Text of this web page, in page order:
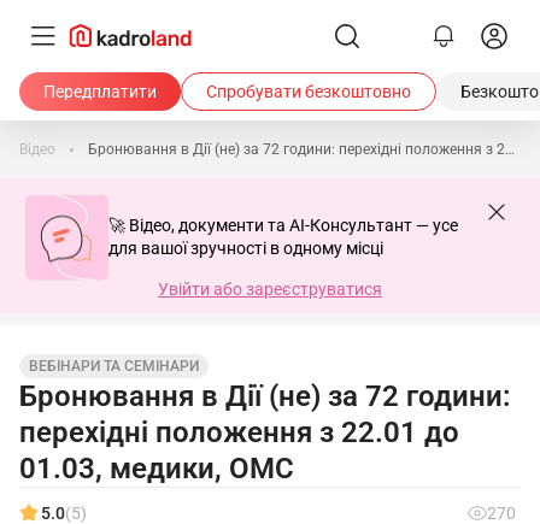
Передплатити Спробувати безкоштовно
Відео Бронювання в Дії (не) за 72 години: перехідні положення з 22.01 до 01.03, медики, ОМС
🚀 Відео, документи та AI-Консультант — усе
для вашої зручності в одному місці
Увійти або зареєструватися
ВЕБІНАРИ ТА СЕМІНАРИ
Бронювання в Дії (не) за 72 години:
перехідні положення з 22.01 до
01.03, медики, ОМС
5.0(5)
270